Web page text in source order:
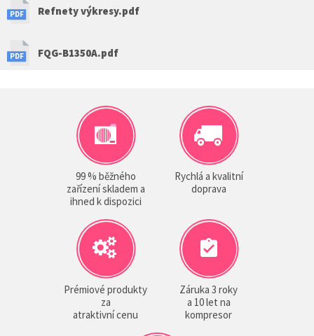
Refnety výkresy.pdf
FQG-B1350A.pdf
99 % běžného
zařízení skladem a
ihned k dispozici
Rychlá a kvalitní
doprava
Prémiové produkty
za
atraktivní cenu
Záruka 3 roky
a 10 let na
kompresor